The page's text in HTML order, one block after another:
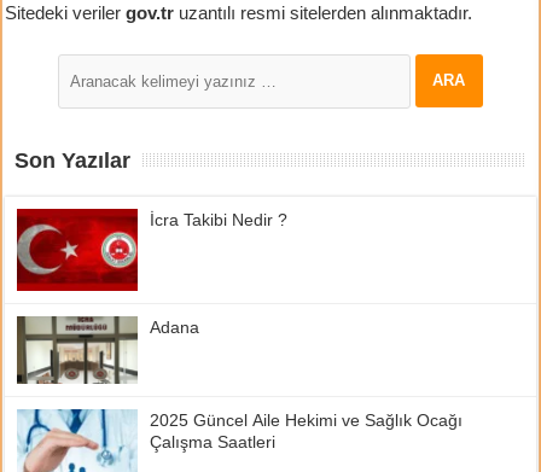
Sitedeki verilergov.tr uzantılı resmi sitelerden alınmaktadır.
Son Yazılar
İcra Takibi Nedir ?
Adana
2025 Güncel Aile Hekimi ve Sağlık Ocağı
Çalışma Saatleri